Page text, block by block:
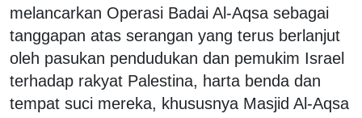
melancarkan Operasi Badai Al-Aqsa sebagai
tanggapan atas serangan yang terus berlanjut
oleh pasukan pendudukan dan pemukim Israel
terhadap rakyat Palestina, harta benda dan
tempat suci mereka, khususnya Masjid Al-Aqsa